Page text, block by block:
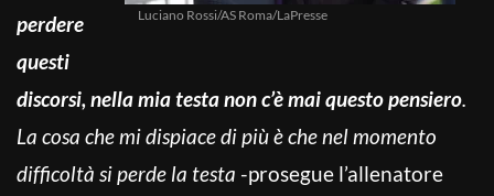
Luciano Rossi/AS Roma/LaPresse
perdere
questi
discorsi, nella mia testa non c’è mai questo pensiero.
La cosa che mi dispiace di più è che nel momento
difficoltà si perde la testa -prosegue l’allenatore